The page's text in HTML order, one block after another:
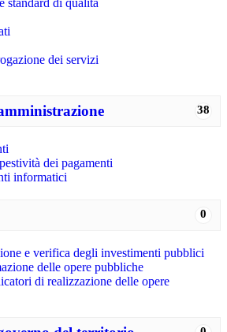
dei servizi
38
dei pagamenti
informatici
0
e verifica degli investimenti pubblici
delle opere pubbliche
di realizzazione delle opere